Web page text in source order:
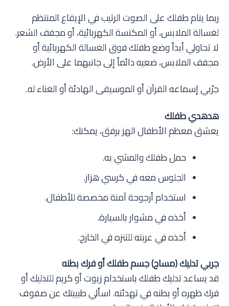
ربما ينام طفلك على الصوت الرتيب في الإيقاع المنتظم
لغسالة الملابس، أو المكنسة الكهربائية، أو مجفف الشعر.
لا تحاولي أبداً وضع طفلك فوق الغسالة الكهربائية أو
مجفف الملابس، ضعيه دائماً إلى جانبهما على الأرض.
جرّبي إسماعه القرآن أو الموسيقى الهادئة أو الغناء له.
هدهدي طفلك
يعشق معظم الأطفال الهز برفق، يمكنك:
حمل طفلك والمشي به.
الجلوس معه في كرسي هزاز.
استخدام أرجوحة آمنة مخصصة للأطفال.
أخذه في مشوار بالسيارة.
أخذه في عربته للتنزه في الخارج.
جربي تدليك (مساج) جسم طفلك أو فرك بطنه
قد يساعد تدليك طفلك باستخدام زيوت أو كريم للتدليك أو
فرك ظهره أو بطنه في تهدئته. اسألي طبيبتك عن صفوف